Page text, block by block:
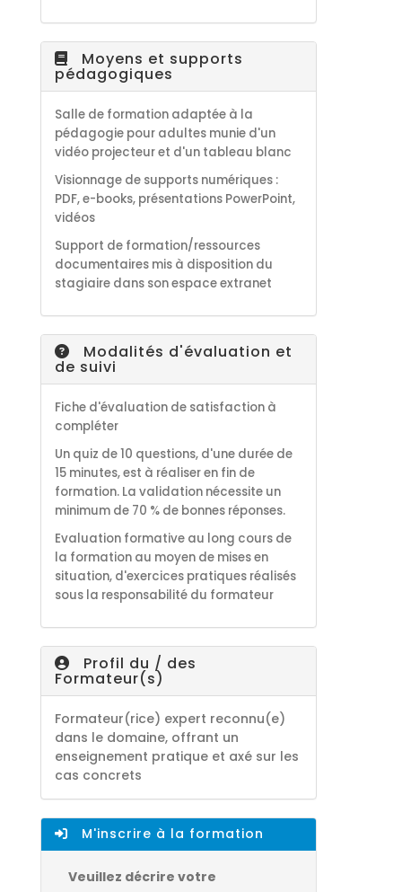
Moyens et supports
pédagogiques
Salle de formation adaptée à la
pédagogie pour adultes munie d'un
vidéo projecteur et d'un tableau blanc
Visionnage de supports numériques :
PDF, e-books, présentations PowerPoint,
vidéos
Support de formation/ressources
documentaires mis à disposition du
stagiaire dans son espace extranet
Modalités d'évaluation et
de suivi
Fiche d'évaluation de satisfaction à
compléter
Un quiz de 10 questions, d'une durée de
15 minutes, est à réaliser en fin de
formation. La validation nécessite un
minimum de 70 % de bonnes réponses.
Evaluation formative au long cours de
la formation au moyen de mises en
situation, d'exercices pratiques réalisés
sous la responsabilité du formateur
Profil du / des
Formateur(s)
Formateur(rice) expert reconnu(e)
dans le domaine, offrant un
enseignement pratique et axé sur les
cas concrets
M'inscrire à la formation
Veuillez décrire votre